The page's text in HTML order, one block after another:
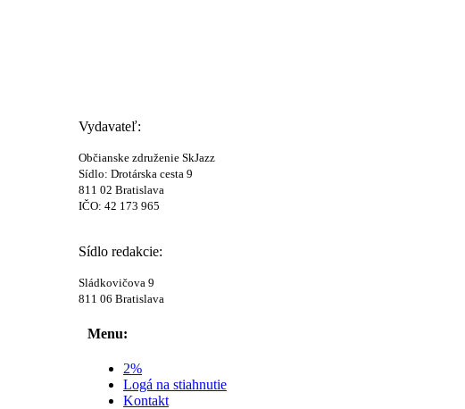
Vydavateľ:
Občianske združenie SkJazz
Sídlo: Drotárska cesta 9
811 02 Bratislava
IČO: 42 173 965
Sídlo redakcie:
Sládkovičova 9
811 06 Bratislava
Menu:
2%
Logá na stiahnutie
Kontakt